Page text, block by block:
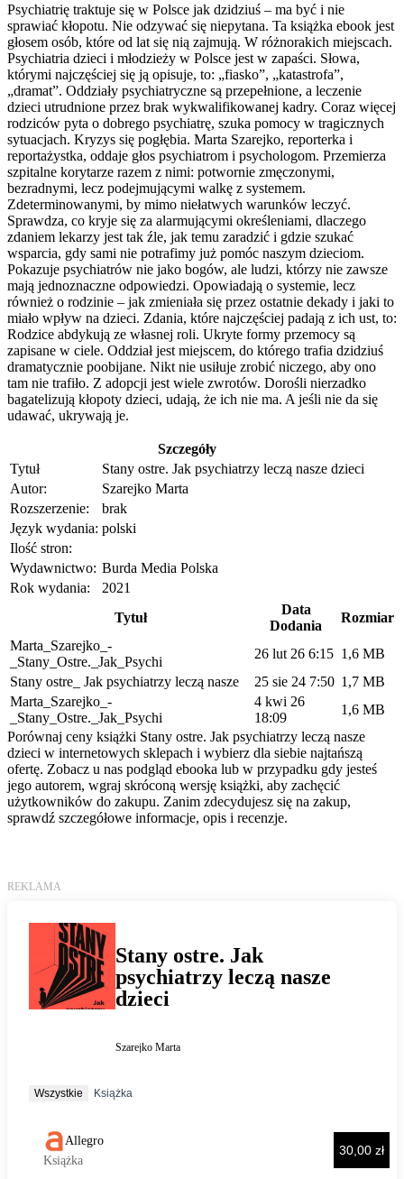
Psychiatrię traktuje się w Polsce jak dzidziuś – ma być i nie
sprawiać kłopotu. Nie odzywać się niepytana. Ta książka ebook jest
głosem osób, które od lat się nią zajmują. W różnorakich miejscach.
Psychiatria dzieci i młodzieży w Polsce jest w zapaści. Słowa,
którymi najczęściej się ją opisuje, to: „fiasko”, „katastrofa”,
„dramat”. Oddziały psychiatryczne są przepełnione, a leczenie
dzieci utrudnione przez brak wykwalifikowanej kadry. Coraz więcej
rodziców pyta o dobrego psychiatrę, szuka pomocy w tragicznych
sytuacjach. Kryzys się pogłębia. Marta Szarejko, reporterka i
reportażystka, oddaje głos psychiatrom i psychologom. Przemierza
szpitalne korytarze razem z nimi: potwornie zmęczonymi,
bezradnymi, lecz podejmującymi walkę z systemem.
Zdeterminowanymi, by mimo niełatwych warunków leczyć.
Sprawdza, co kryje się za alarmującymi określeniami, dlaczego
zdaniem lekarzy jest tak źle, jak temu zaradzić i gdzie szukać
wsparcia, gdy sami nie potrafimy już pomóc naszym dzieciom.
Pokazuje psychiatrów nie jako bogów, ale ludzi, którzy nie zawsze
mają jednoznaczne odpowiedzi. Opowiadają o systemie, lecz
również o rodzinie – jak zmieniała się przez ostatnie dekady i jaki to
miało wpływ na dzieci. Zdania, które najczęściej padają z ich ust, to:
Rodzice abdykują ze własnej roli. Ukryte formy przemocy są
zapisane w ciele. Oddział jest miejscem, do którego trafia dzidziuś
dramatycznie poobijane. Nikt nie usiłuje zrobić niczego, aby ono
tam nie trafiło. Z adopcji jest wiele zwrotów. Dorośli nierzadko
bagatelizują kłopoty dzieci, udają, że ich nie ma. A jeśli nie da się
udawać, ukrywają je.
Szczegóły
Tytuł
Stany ostre. Jak psychiatrzy leczą nasze dzieci
Autor:
Szarejko Marta
Rozszerzenie:
brak
Język wydania: polski
Ilość stron:
Wydawnictwo: Burda Media Polska
Rok wydania:
2021
Tytuł
Data
Dodania
Rozmiar
Marta_Szarejko_-
_Stany_Ostre._Jak_Psychi
26 lut 26 6:15 1,6 MB
Stany ostre_ Jak psychiatrzy leczą nasze
25 sie 24 7:50 1,7 MB
Marta_Szarejko_-
_Stany_Ostre._Jak_Psychi
4 kwi 26
18:09
1,6 MB
Porównaj ceny książki Stany ostre. Jak psychiatrzy leczą nasze
dzieci w internetowych sklepach i wybierz dla siebie najtańszą
ofertę. Zobacz u nas podgląd ebooka lub w przypadku gdy jesteś
jego autorem, wgraj skróconą wersję książki, aby zachęcić
użytkowników do zakupu. Zanim zdecydujesz się na zakup,
sprawdź szczegółowe informacje, opis i recenzje.